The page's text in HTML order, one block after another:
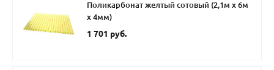
Поликарбонат желтый сотовый (2,1м х 6м
х 4мм)
1 701 руб.